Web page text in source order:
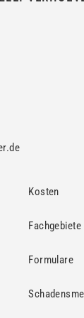
Kosten
Fachgebiete
Formulare